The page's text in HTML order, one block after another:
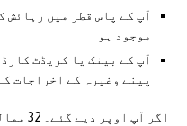
آپ کے پاس قطر میں رہائش
موجود ہو
آپ کے بینک یا کریڈٹ
پینے وغیرہ کے اخراجات
اگر